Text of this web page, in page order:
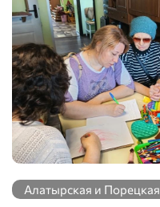
Алатырская и Порецкая